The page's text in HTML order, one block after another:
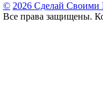
© 2026 Сделай Своими
Все права защищены.